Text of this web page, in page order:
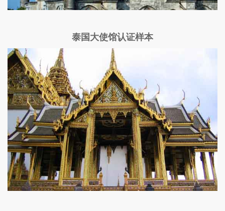
泰国大使馆认证样本